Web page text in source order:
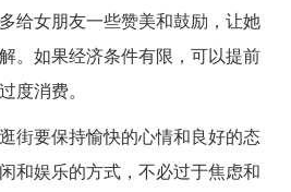
给女朋友一些赞美和鼓励，让她
。如果经济条件有限，可以提前
度消费。
街要保持愉快的心情和良好的态
和娱乐的方式，不必过于焦虑和